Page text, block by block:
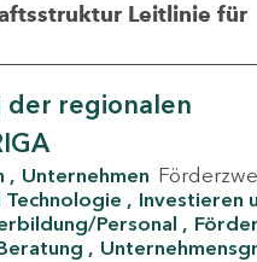
Leitlinie für
der regionalen
Unternehmen
Technologie
Investieren
Personal